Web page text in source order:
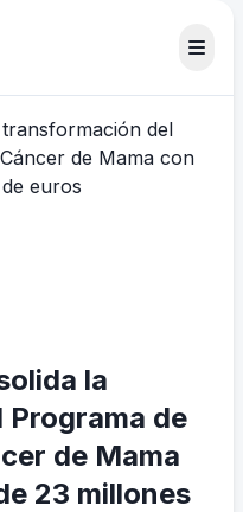
la
de
de Mama
23 millones